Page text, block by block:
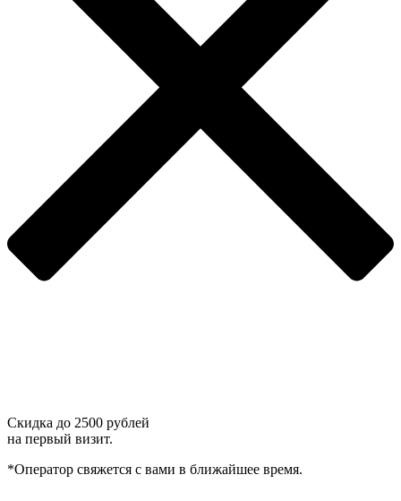
Скидка до 2500 рублей
на первый визит.
*Оператор свяжется с вами в ближайшее время.